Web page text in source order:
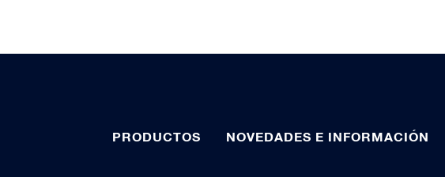
PRODUCTOS NOVEDADES E INFORMACIÓN